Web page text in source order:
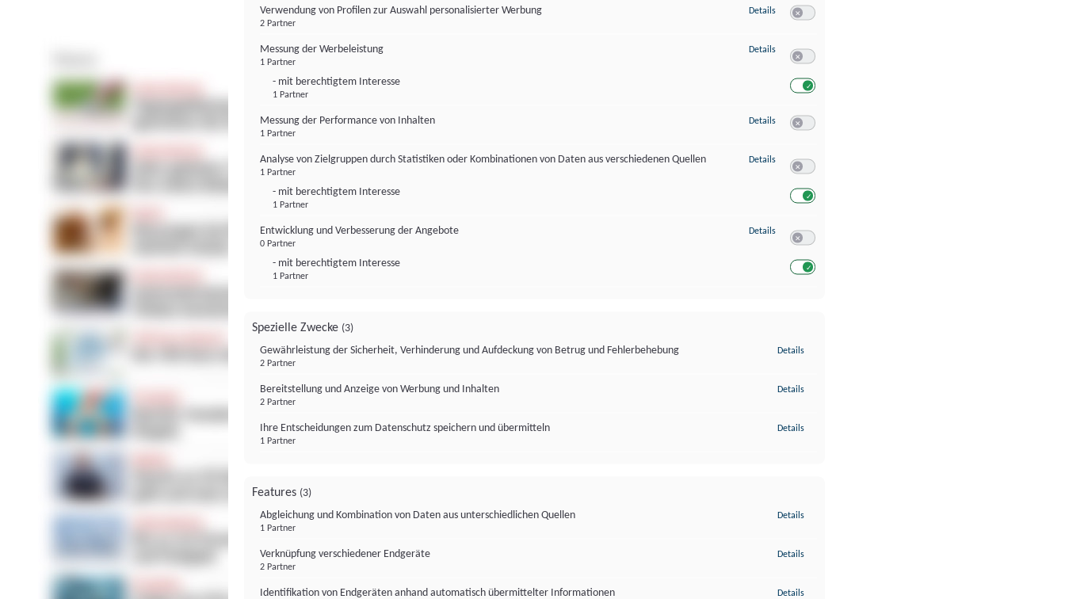
Verwendung von Profilen zur Auswahl personalisierter Werbung
2 Partner
Details zu Verwendung von Profilen zur Auswahl personalisierter Werbung
Messung der Werbeleistung
1 Partner
- mit berechtigtem Interesse
1 Partner
Details zu Messung der Werbeleistung
Messung der Performance von Inhalten
1 Partner
Details zu Messung der Performance von Inhalten
Analyse von Zielgruppen durch Statistiken oder Kombinationen von Daten aus verschiedenen Quellen
1 Partner
- mit berechtigtem Interesse
1 Partner
Details zu Analyse von Zielgruppen durch Statistiken oder Kombinationen von
Entwicklung und Verbesserung der Angebote
0 Partner
- mit berechtigtem Interesse
1 Partner
Details zu Entwicklung und Verbesserung der Angebote
Spezielle Zwecke (3)
Gewährleistung der Sicherheit, Verhinderung und Aufdeckung von Betrug und Fehlerbehebung
2 Partner
Details
Bereitstellung und Anzeige von Werbung und Inhalten
2 Partner
Details
Ihre Entscheidungen zum Datenschutz speichern und übermitteln
1 Partner
Details
Features (3)
Abgleichung und Kombination von Daten aus unterschiedlichen Quellen
1 Partner
Details
Verknüpfung verschiedener Endgeräte
2 Partner
Details
Identifikation von Endgeräten anhand automatisch übermittelter Informationen Details